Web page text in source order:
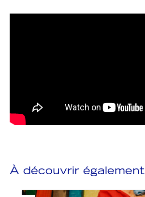
À découvrir également